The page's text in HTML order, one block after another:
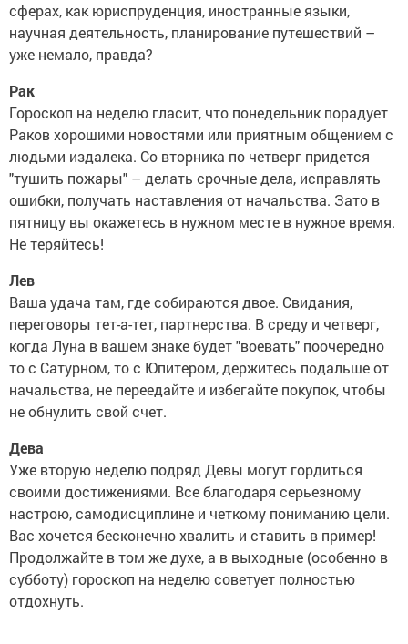
сферах, как юриспруденция, иностранные языки,
научная деятельность, планирование путешествий –
уже немало, правда?
Рак
Гороскоп на неделю гласит, что понедельник порадует
Раков хорошими новостями или приятным общением с
людьми издалека. Со вторника по четверг придется
"тушить пожары" – делать срочные дела, исправлять
ошибки, получать наставления от начальства. Зато в
пятницу вы окажетесь в нужном месте в нужное время.
Не теряйтесь!
Лев
Ваша удача там, где собираются двое. Свидания,
переговоры тет-а-тет, партнерства. В среду и четверг,
когда Луна в вашем знаке будет "воевать" поочередно
то с Сатурном, то с Юпитером, держитесь подальше от
начальства, не переедайте и избегайте покупок, чтобы
не обнулить свой счет.
Дева
Уже вторую неделю подряд Девы могут гордиться
своими достижениями. Все благодаря серьезному
настрою, самодисциплине и четкому пониманию цели.
Вас хочется бесконечно хвалить и ставить в пример!
Продолжайте в том же духе, а в выходные (особенно в
субботу) гороскоп на неделю советует полностью
отдохнуть.